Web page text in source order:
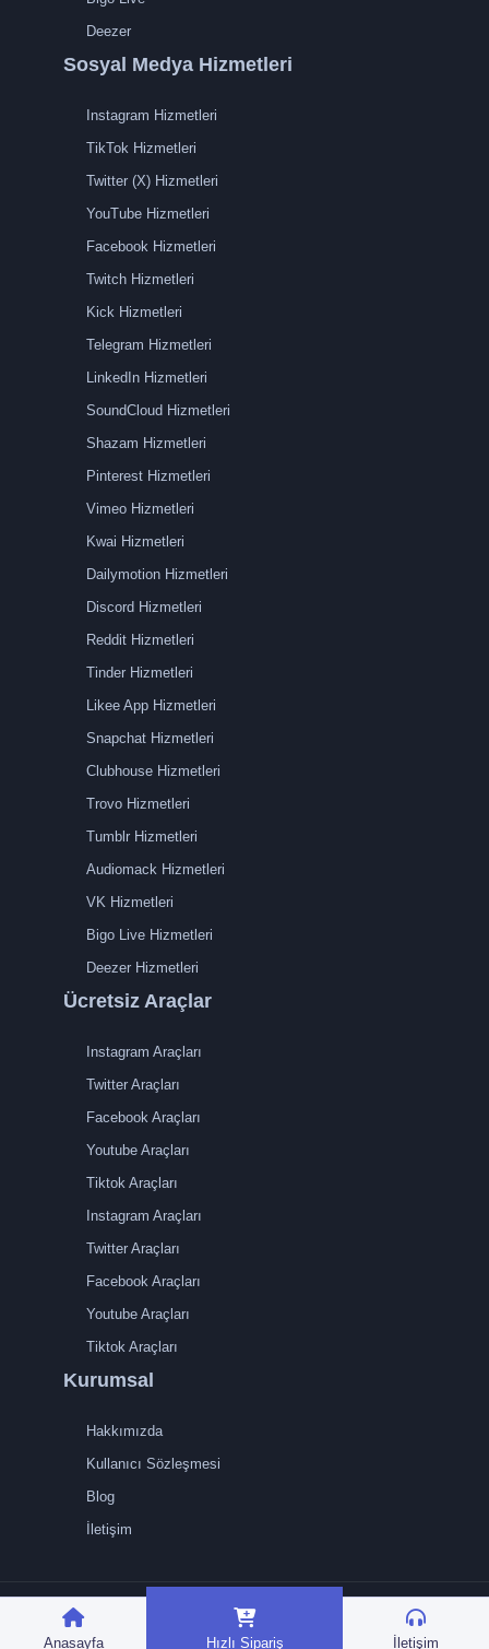
Anasayfa Hızlı Sipariş İletişim
Deezer
Sosyal Medya Hizmetleri
Instagram Hizmetleri
TikTok Hizmetleri
Twitter (X) Hizmetleri
YouTube Hizmetleri
Facebook Hizmetleri
Twitch Hizmetleri
Kick Hizmetleri
Telegram Hizmetleri
LinkedIn Hizmetleri
SoundCloud Hizmetleri
Shazam Hizmetleri
Pinterest Hizmetleri
Vimeo Hizmetleri
Kwai Hizmetleri
Dailymotion Hizmetleri
Discord Hizmetleri
Reddit Hizmetleri
Tinder Hizmetleri
Likee App Hizmetleri
Snapchat Hizmetleri
Clubhouse Hizmetleri
Trovo Hizmetleri
Tumblr Hizmetleri
Audiomack Hizmetleri
VK Hizmetleri
Bigo Live Hizmetleri
Deezer Hizmetleri
Ücretsiz Araçlar
Instagram Araçları
Twitter Araçları
Facebook Araçları
Youtube Araçları
Tiktok Araçları
Instagram Araçları
Twitter Araçları
Facebook Araçları
Youtube Araçları
Tiktok Araçları
Kurumsal
Hakkımızda
Kullanıcı Sözleşmesi
Blog
İletişim
TRMedya 2026 © Tüm
hakları saklıdır.